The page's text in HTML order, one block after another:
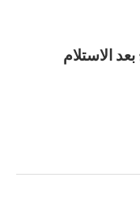
الاستلام